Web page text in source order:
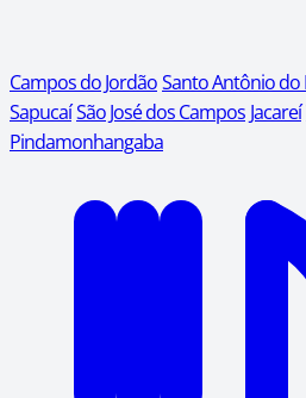
Campos do JordãoSanto Antônio do
SapucaíSão José dos Campos Jacareí
Pindamonhangaba